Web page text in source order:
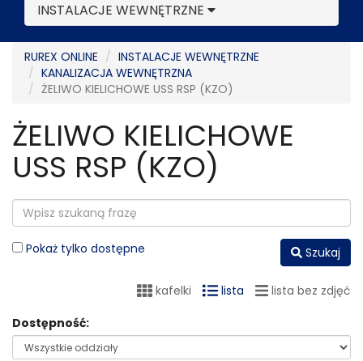
INSTALACJE WEWNĘTRZNE
RUREX ONLINE
INSTALACJE WEWNĘTRZNE
KANALIZACJA WEWNĘTRZNA
ŻELIWO KIELICHOWE USS RSP (KZO)
ŻELIWO KIELICHOWE
USS RSP (KZO)
Pokaż tylko dostępne Szukaj
kafelki lista
lista bez zdjęć
Dostępność: